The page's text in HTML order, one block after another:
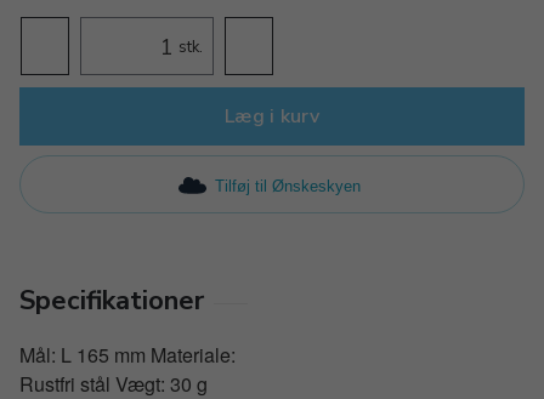
stk.
Læg i kurv
Tilføj til Ønskeskyen
Specifikationer
Mål: L 165 mm Materiale:
Rustfri stål Vægt: 30 g